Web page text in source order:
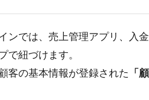
ンでは、売上管理アプリ、入
で紐づけます。
客の基本情報が登録された
「